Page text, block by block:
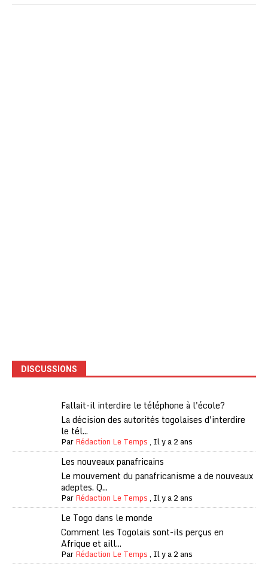
DISCUSSIONS
Fallait-il interdire le téléphone à l'école?
La décision des autorités togolaises d'interdire
le tél...
ParRédaction Le Temps, Il y a 2 ans
Les nouveaux panafricains
Le mouvement du panafricanisme a de nouveaux
adeptes. Q...
ParRédaction Le Temps, Il y a 2 ans
Le Togo dans le monde
Comment les Togolais sont-ils perçus en
Afrique et aill...
ParRédaction Le Temps, Il y a 2 ans